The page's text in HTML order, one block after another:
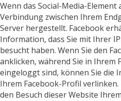
Wenn das Social-Media-
Verbindung zwischen Ihrem
Server hergestellt. Facebook
Information, dass Sie mit Ihrer
besucht haben. Wenn Sie den
anklicken, während Sie in Ihrem
eingeloggt sind, können Sie die
Ihrem Facebook-Profil
den Besuch dieser Website